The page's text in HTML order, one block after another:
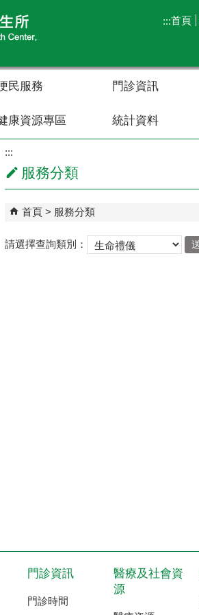
:::首頁
民服務 門診資訊
康資源專區 統計資料
:::
服務分類
首頁 服務分類
請選擇查詢類別：
門診資訊
門診時間
醫療及社會資
源